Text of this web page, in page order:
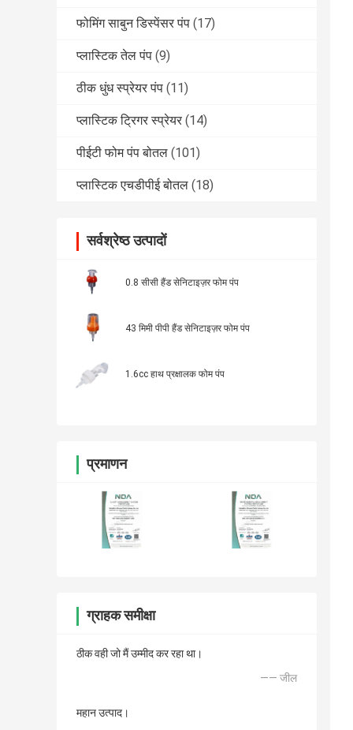
फोमिंग साबुन डिस्पेंसर पंप (17)
प्लास्टिक तेल पंप (9)
ठीक धुंध स्प्रेयर पंप (11)
प्लास्टिक ट्रिगर स्प्रेयर (14)
पीईटी फोम पंप बोतल (101)
प्लास्टिक एचडीपीई बोतल (18)
सर्वश्रेष्ठ उत्पादों
0.8 सीसी हैंड सेनिटाइज़र फोम पंप
43 मिमी पीपी हैंड सेनिटाइज़र फोम पंप
1.6cc हाथ प्रक्षालक फोम पंप
प्रमाणन
ग्राहक समीक्षा
ठीक वही जो मैं उम्मीद कर रहा था।
—— जील
महान उत्पाद।